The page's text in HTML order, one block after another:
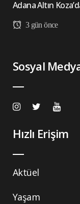
Adana Altın
3 gün önce
Sosyal
Hızlı Erişim
Aktüel
Yaşam